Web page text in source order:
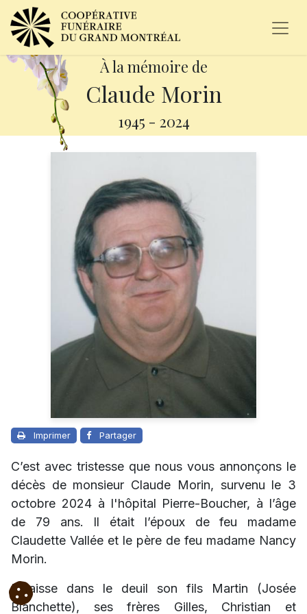
À la mémoire de
Claude Morin
1945 - 2024
Imprimer Partager
C’est avec tristesse que nous vous annonçons le
décès de monsieur Claude Morin, survenu le 3
octobre 2024 à l'hôpital Pierre-Boucher, à l’âge
de 79 ans. Il était l’époux de feu madame
Claudette Vallée et le père de feu madame Nancy
Morin.
Il laisse dans le deuil son fils Martin (Josée
Blanchette), ses frères Gilles, Christian et